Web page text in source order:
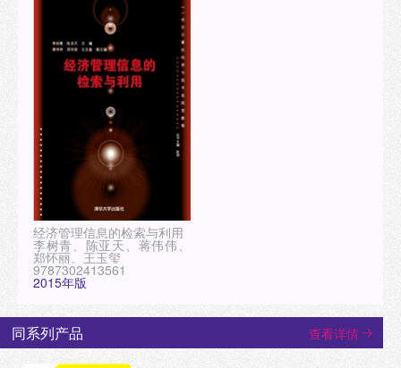
经济管理信息的检索与利用
李树青、陈亚天、蒋伟伟、
郑怀丽、王玉玺
9787302413561
2015年版
同系列产品 查看详情